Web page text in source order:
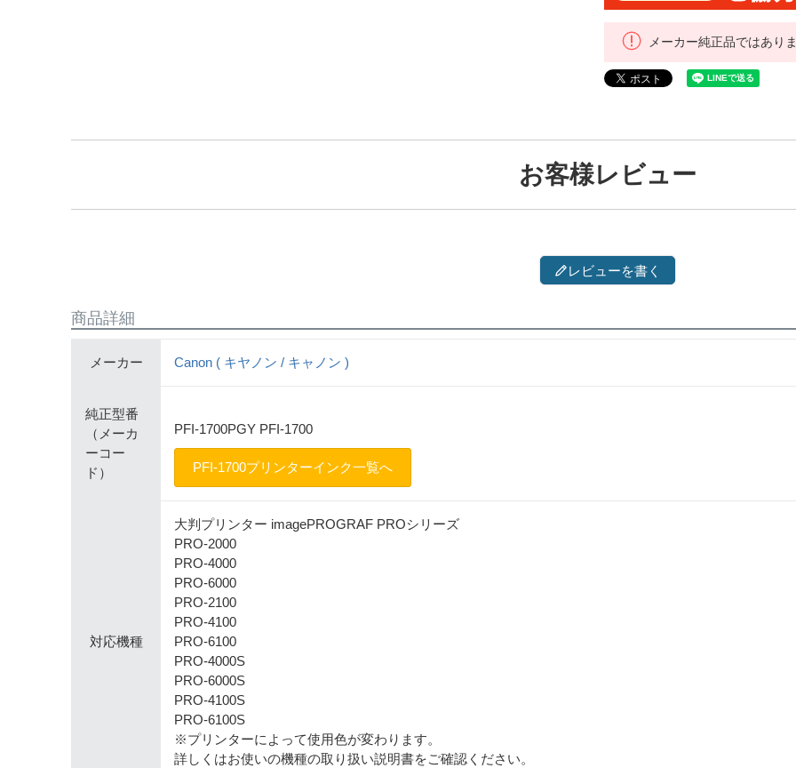
メーカー純正品ではあり
お客様レビュー
レビューを書く
商品詳細
メーカー Canon ( キヤノン / キャノン )
純正型番
（メーカ
ーコー
ド）
PFI-1700PGY PFI-1700
PFI-1700プリンターインク一覧へ
対応機種
大判プリンター imagePROGRAF PROシリーズ
PRO-2000
PRO-4000
PRO-6000
PRO-2100
PRO-4100
PRO-6100
PRO-4000S
PRO-6000S
PRO-4100S
PRO-6100S
※プリンターによって使用色が変わります。
詳しくはお使いの機種の取り扱い説明書をご確認ください。